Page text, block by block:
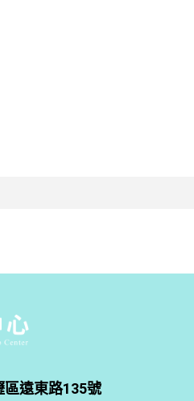
區遠東路135號